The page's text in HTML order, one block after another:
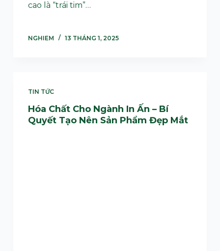
cao là “trái tim”…
NGHIEM 13 THÁNG 1, 2025
TIN TỨC
Hóa Chất Cho Ngành In Ấn – Bí
Quyết Tạo Nên Sản Phẩm Đẹp Mắt